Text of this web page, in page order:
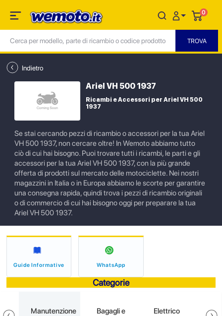
0
Indietro
Ariel VH 500 1937
Ricambi e Accessori per Ariel VH 500
1937
Se stai cercando pezzi di ricambio o accessori per la tua Ariel
VH 500 1937, non cercare oltre! In Wemoto abbiamo tutto
ciò di cui hai bisogno. Puoi trovare tutti i ricambi, le parti e gli
accessori per la tua Ariel VH 500 1937, con la più grande
offerta di prodotti sul mercato delle motociclette. Nei nostri
magazzini in Italia o in Europa abbiamo le scorte per garantire
una consegna rapida, quindi trova i pezzi di ricambio originali
o di commercio di cui hai bisogno oggi per preparare la tua
Ariel VH 500 1937.
Guide Informative WhatsApp
Categorie
Manutenzione
Bagagli e
Elettrico